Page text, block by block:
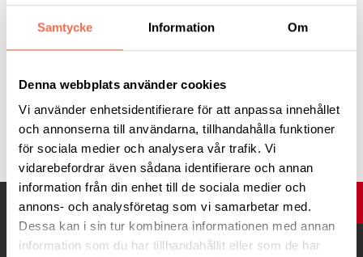
Samtycke Information Om
Denna webbplats använder cookies
Vi använder enhetsidentifierare för att anpassa innehållet
och annonserna till användarna, tillhandahålla funktioner
för sociala medier och analysera vår trafik. Vi
vidarebefordrar även sådana identifierare och annan
information från din enhet till de sociala medier och
annons- och analysföretag som vi samarbetar med.
Dessa kan i sin tur kombinera informationen med annan
information som du har tillhandahållit eller som de har
Förening
Tipsa